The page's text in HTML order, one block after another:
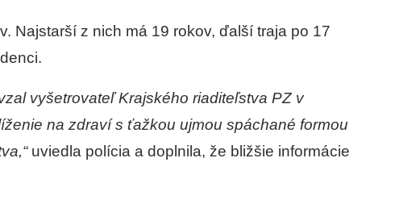
Najstarší z nich má 19 rokov, ďalší traja po 17
vyšetrovateľ Krajského riaditeľstva PZ v
na zdraví s ťažkou ujmou spáchané formou
uviedla polícia a doplnila, že bližšie informácie